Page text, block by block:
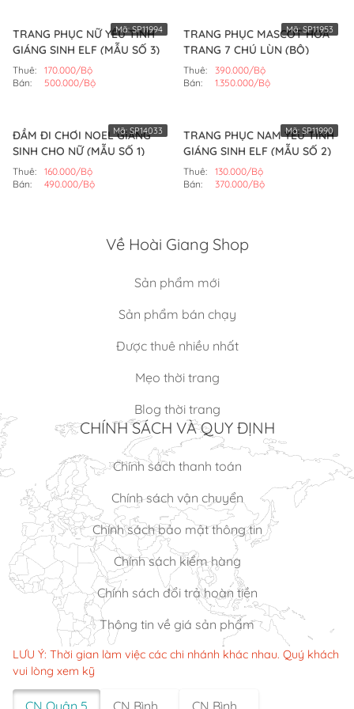
TRANG PHỤC NỮ YÊU TINH
GIÁNG SINH ELF (MẪU SỐ 3)
Thuê:
170.000/Bộ
Bán:
500.000/Bộ
Mã:SP11994
TRANG PHỤC MASCOT HÓA
TRANG 7 CHÚ LÙN (BỘ)
Thuê:
390.000/Bộ
Bán:
1.350.000/Bộ
Mã:SP11953
ĐẦM ĐI CHƠI NOEL GIÁNG
SINH CHO NỮ (MẪU SỐ 1)
Thuê:
160.000/Bộ
Bán:
490.000/Bộ
Mã: SP14033
TRANG PHỤC NAM YÊU TINH
GIÁNG SINH ELF (MẪU SỐ 2)
Thuê:
130.000/Bộ
Bán:
370.000/Bộ
Mã: SP11990
Về Hoài Giang Shop
Sản phẩm mới
Sản phẩm bán chạy
Được thuê nhiều nhất
Mẹo thời trang
Blog thời trang
CHÍNH SÁCH VÀ QUY ĐỊNH
Chính sách thanh toán
Chính sách vận chuyển
Chính sách bảo mật thông tin
Chính sách kiểm hàng
Chính sách đổi trả hoàn tiền
Thông tin về giá sản phẩm
LƯU Ý: Thời gian làm việc các chi nhánh khác nhau. Quý khách
vui lòng xem kỹ
CN Quận 5 CN Bình CN Bình